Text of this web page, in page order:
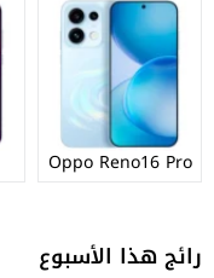
Oppo Reno16 Pro
رائج هذا الأسبوع